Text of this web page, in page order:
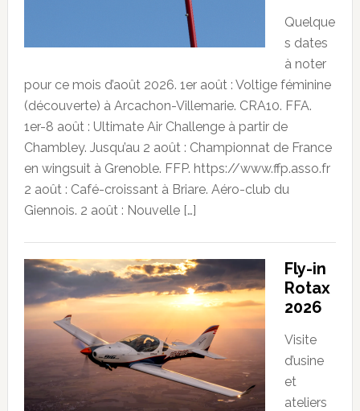
Quelque
s dates
à noter
pour ce mois d’août 2026. 1er août : Voltige féminine
(découverte) à Arcachon-Villemarie. CRA10. FFA.
1er-8 août : Ultimate Air Challenge à partir de
Chambley. Jusqu’au 2 août : Championnat de France
en wingsuit à Grenoble. FFP. https://www.ffp.asso.fr
2 août : Café-croissant à Briare. Aéro-club du
Giennois. 2 août : Nouvelle […]
Fly-in
Rotax
2026
Visite
d’usine
et
ateliers